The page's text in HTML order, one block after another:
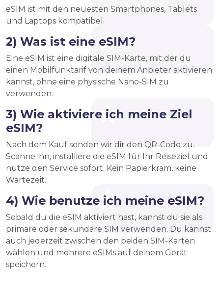
eSIM ist mit den neuesten Smartphones, Tablets
und Laptops kompatibel.
2) Was ist eine eSIM?
Eine eSIM ist eine digitale SIM-Karte, mit der du
einen Mobilfunktarif von deinem Anbieter aktivieren
kannst, ohne eine physische Nano-SIM zu
verwenden.
3) Wie aktiviere ich meine Ziel
eSIM?
Nach dem Kauf senden wir dir den QR-Code zu.
Scanne ihn, installiere die eSIM für Ihr Reiseziel und
nutze den Service sofort. Kein Papierkram, keine
Wartezeit.
4) Wie benutze ich meine eSIM?
Sobald du die eSIM aktiviert hast, kannst du sie als
primäre oder sekundäre SIM verwenden. Du kannst
auch jederzeit zwischen den beiden SIM-Karten
wählen und mehrere eSIMs auf deinem Gerät
speichern.